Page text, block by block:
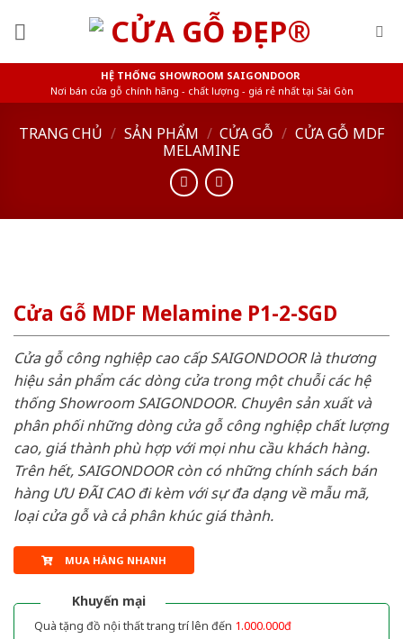
HỆ THỐNG SHOWROOM SAIGONDOOR
Nơi bán cửa gỗ chính hãng - chất lượng - giá rẻ nhất tại Sài Gòn
TRANG CHỦ / SẢN PHẨM / CỬA GỖ / CỬA GỖ MDF
MELAMINE
Cửa Gỗ MDF Melamine P1-2-SGD
Cửa gỗ công nghiệp cao cấp SAIGONDOOR là thương
hiệu sản phẩm các dòng cửa trong một chuỗi các hệ
thống Showroom SAIGONDOOR. Chuyên sản xuất và
phân phối những dòng cửa gỗ công nghiệp chất lượng
cao, giá thành phù hợp với mọi nhu cầu khách hàng.
Trên hết, SAIGONDOOR còn có những chính sách bán
hàng ƯU ĐÃI CAO đi kèm với sự đa dạng về mẫu mã,
loại cửa gỗ và cả phân khúc giá thành.
MUA HÀNG NHANH
Khuyến mại
Quà tặng đồ nội thất trang trí lên đến 1.000.000đ